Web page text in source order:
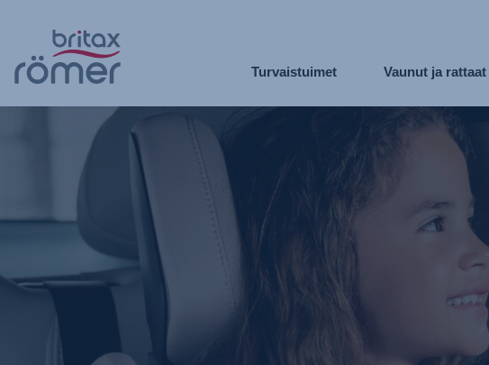
Siirry
pääsisältöön
Turvaistuimet Vaunut ja rattaat